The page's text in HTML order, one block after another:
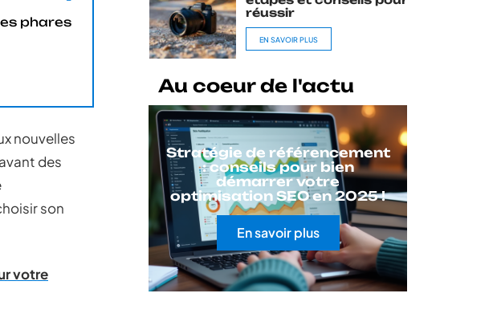
phares
nouvelles
des
son
votre
réussir
EN SAVOIR PLUS
Au coeur de l'actu
Stratégie de référencement
: conseils pour bien
démarrer votre
optimisation SEO en 2025 !
En savoir plus